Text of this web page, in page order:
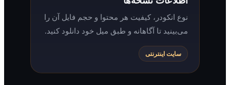
نوع انکودر، کیفیت هر محتوا و حجم فایل آن را
می‌بینید تا آگاهانه و طبق میل خود دانلود کنید.
سایت اینترنتی